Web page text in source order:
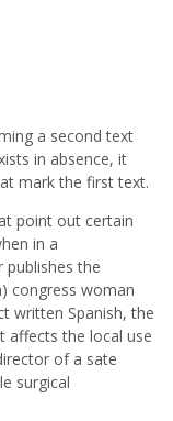
a second text
in absence, it
mark the first text.
point out certain
in a
the
congress woman
written Spanish, the
affects the local use
of a sate
surgical